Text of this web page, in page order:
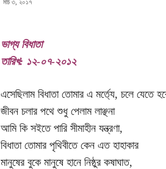
মার্চ ৩, ২০১৭
ভাগ্য বিধাতা
তারিখ: ১২-০৭-২০১২
এসেছিলাম বিধাতা তোমার এ মর্ত্যে, চলে যেতে
জীবন চলার পথে শুধু পেলাম লাঞ্ছনা
আমি কি সইতে পারি সীমাহীন যন্ত্রণা,
বিধাতা তোমার পৃথিবীতে কেন এত হাহাকার
মানুষের বুকে মানুষে হানে নিষ্ঠুর কষাঘাত,